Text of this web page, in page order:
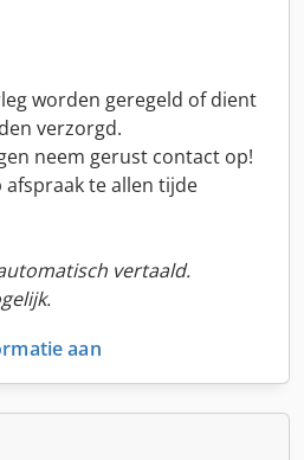
worden geregeld of dient
verzorgd.
neem gerust contact op!
te allen tijde
vertaald.
aan